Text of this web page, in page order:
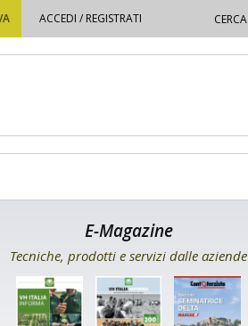
ACCEDI / REGISTRATI
E-Magazine
Tecniche, prodotti e servizi dalle aziende